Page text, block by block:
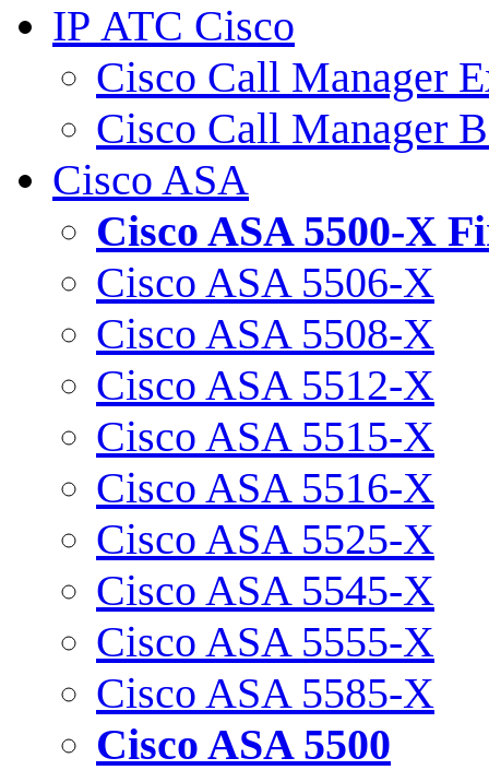
IP АТС Cisco
Cisco Call Manager
Cisco Call Manager
Cisco ASA
Cisco ASA 5500-X
Cisco ASA 5506-X
Cisco ASA 5508-X
Cisco ASA 5512-X
Cisco ASA 5515-X
Cisco ASA 5516-X
Cisco ASA 5525-X
Cisco ASA 5545-X
Cisco ASA 5555-X
Cisco ASA 5585-X
Cisco ASA 5500